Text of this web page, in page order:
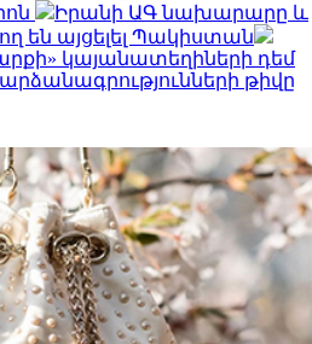
Իրանի ԱԳ նախարարը և
են այցելել Պակիստան
կայանատեղիների դեմ
թիվը